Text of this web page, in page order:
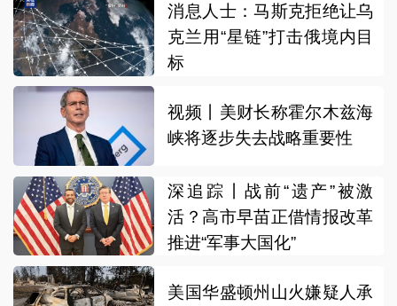
消息人士：马斯克拒绝让乌
克兰用“星链”打击俄境内目
标
视频丨美财长称霍尔木兹海
峡将逐步失去战略重要性
深追踪丨战前“遗产”被激
活？高市早苗正借情报改革
推进“军事大国化”
美国华盛顿州山火嫌疑人承